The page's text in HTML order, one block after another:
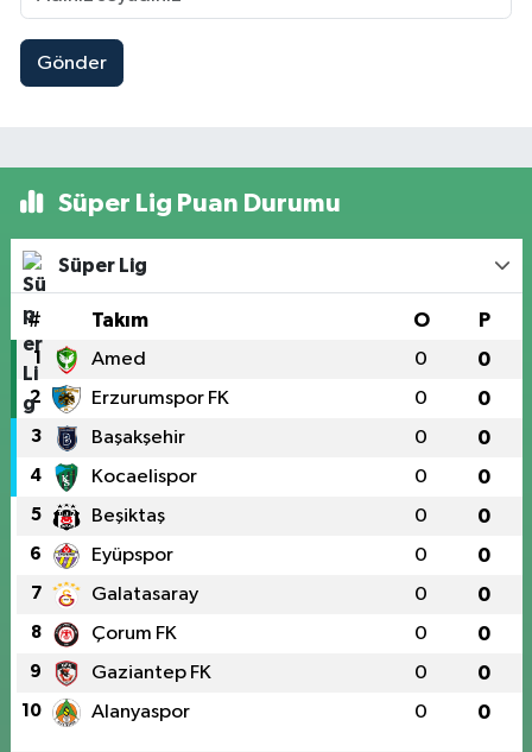
Gönder
Süper Lig Puan Durumu
Süper Lig
# Takım O P
1 Amed 0 0
2 Erzurumspor FK 0 0
3 Başakşehir 0 0
4 Kocaelispor 0 0
5 Beşiktaş 0 0
6 Eyüpspor 0 0
7 Galatasaray 0 0
8 Çorum FK 0 0
9 Gaziantep FK 0 0
10 Alanyaspor 0 0